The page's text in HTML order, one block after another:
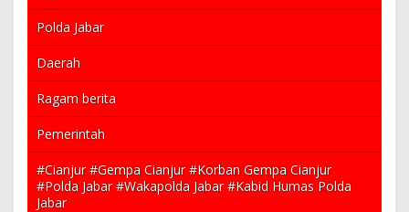
Polda Jabar
Daerah
Ragam berita
Pemerintah
#Cianjur #Gempa Cianjur #Korban Gempa Cianjur
#Polda Jabar #Wakapolda Jabar #Kabid Humas Polda
Jabar